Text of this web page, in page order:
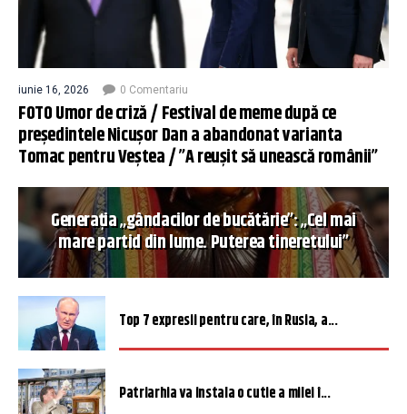
iunie 16, 2026 0 Comentariu
FOTO Umor de criză / Festival de meme după ce
președintele Nicușor Dan a abandonat varianta
Tomac pentru Veștea / ”A reușit să unească românii”
Generația „gândacilor de bucătărie”: „Cel mai
mare partid din lume. Puterea tineretului”
Top 7 expresii pentru care, în Rusia, a...
Patriarhia va instala o cutie a milei î...